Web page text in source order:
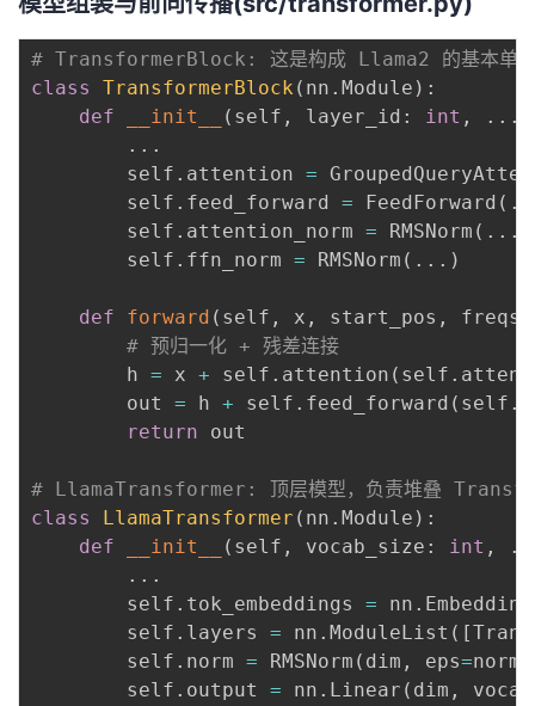
# TransformerBlock: 这是构成 Llama2 的基本单
class
TransformerBlock ( nn . Module ) :
def
__init__ ( self , layer_id : int , . . .
. . .
        self
. attention =
        self
. feed_forward = FeedForward ( .
        self
. attention_norm = RMSNorm ( . . .
        self
. ffn_norm = RMSNorm ( . . . )
def forward ( self , x , start_pos ,
# 预归一化 + 残差连接
        h
= x + self . attention ( self .
        out
= h + self . feed_forward ( self .
return out
# LlamaTransformer: 顶层模型，负责堆叠
class
LlamaTransformer ( nn . Module ) :
def
__init__ ( self , vocab_size : int , .
. . .
        self
. tok_embeddings = nn . Embedding
        self
. layers = nn . ModuleList ( [
        self
. norm = RMSNorm ( dim , eps=
        self
. output = nn . Linear ( dim ,